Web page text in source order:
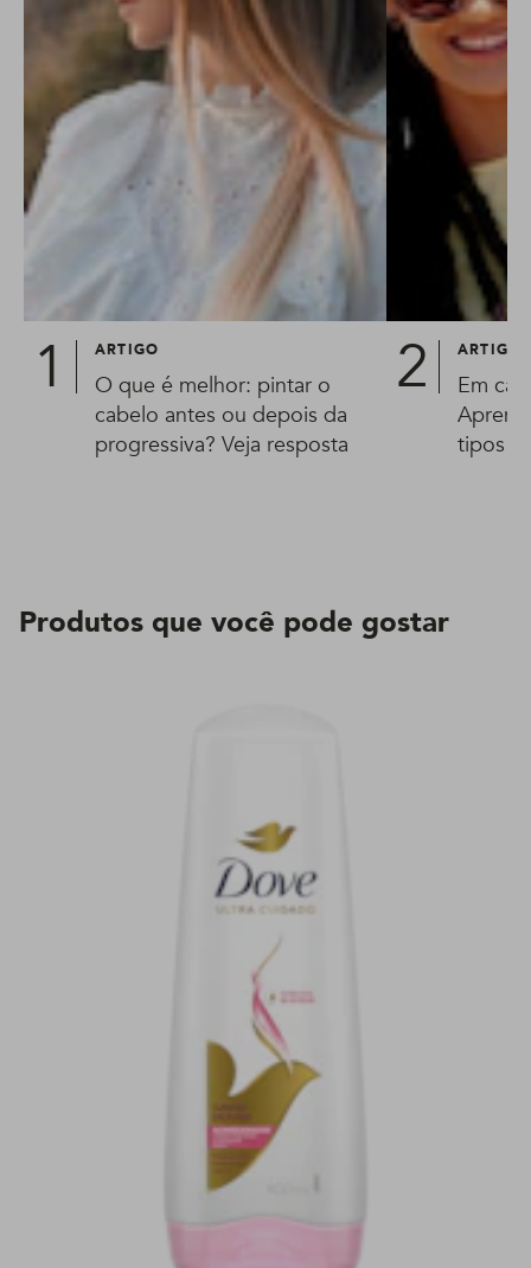
ARTIGO
O que é melhor: pintar o
cabelo antes ou depois da
progressiva? Veja resposta
ARTIGO
Em
tipos
Produtos que você pode gostar